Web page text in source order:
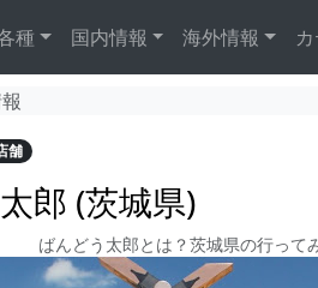
種 国内情報 海外情報
舗
郎 (茨城県)
ばんどう太郎とは？茨城県の行って